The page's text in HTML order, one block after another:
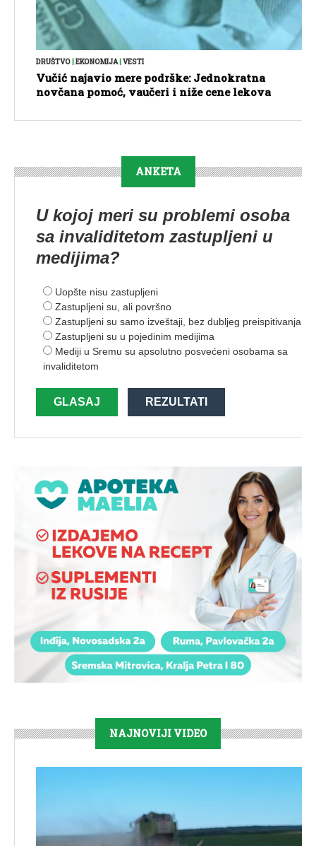
DRUŠTVO EKONOMIJA| VESTI
Vučić najavio mere podrške: Jednokratna
novčana pomoć, vaučeri i niže cene lekova
ANKETA
U kojoj meri su problemi osoba
sa invaliditetom zastupljeni u
medijima?
Uopšte nisu zastupljeni
Zastupljeni su, ali površno
Zastupljeni su samo izveštaji, bez dubljeg preispitivanja
Zastupljeni su u pojedinim medijima
Mediji u Sremu su apsolutno posvećeni osobama sa
invaliditetom
GLASAJ REZULTATI
NAJNOVIJI VIDEO